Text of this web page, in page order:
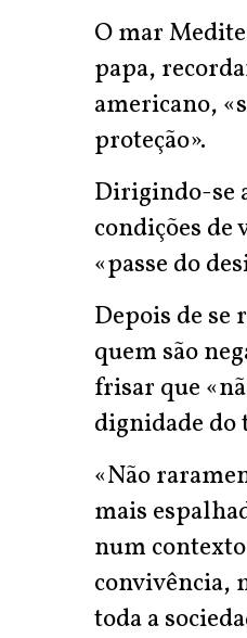
O mar
papa,
americano,
proteção».
Dirigindo-se
condições de
«passe do
Depois de se
quem são
frisar que
dignidade do
«Não
mais
num
convivência,
toda a